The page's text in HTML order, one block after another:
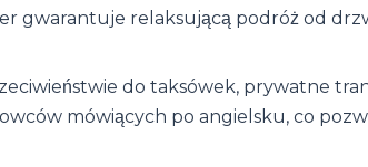
gwarantuje relaksującą podróż od
do taksówek, prywatne
mówiących po angielsku, co